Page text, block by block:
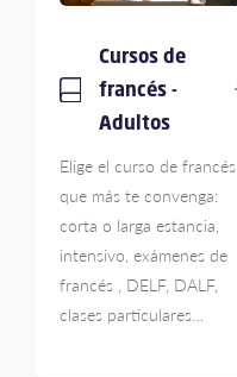
Cursos de
francés -
Adultos
Elige el curso de francés
que más te convenga:
corta o larga estancia,
intensivo, exámenes de
francés , DELF, DALF,
clases particulares…